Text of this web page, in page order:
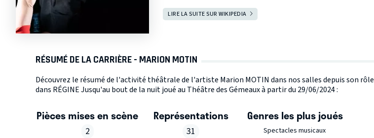
LIRE LA SUITE SUR WIKIPEDIA
RÉSUMÉ DE LA CARRIÈRE - MARION MOTIN
Découvrez le résumé de l'activité théâtrale de l'artiste Marion MOTIN dans nos salles depuis son rôle
dans RÉGINE Jusqu'au bout de la nuit joué au Théâtre des Gémeaux à partir du 29/06/2024 :
Pièces mises en scène
2
Représentations
31
Genres les plus joués
Spectacles musicaux